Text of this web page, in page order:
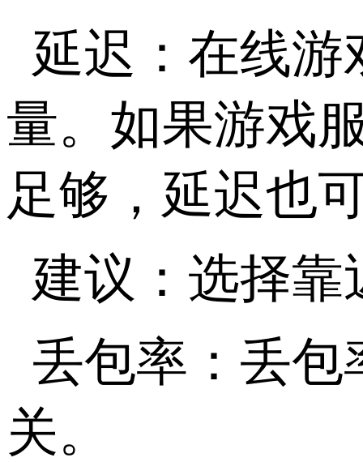
延迟：在线
量。如果游戏
足够，延迟也
建议：选择
丢包率：丢包
关。